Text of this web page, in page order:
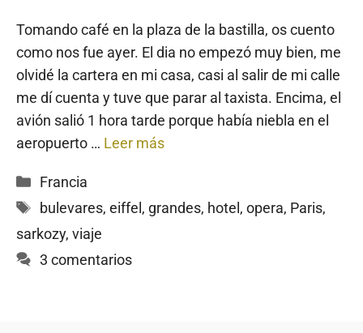
Tomando café en la plaza de la bastilla, os cuento
como nos fue ayer. El dia no empezó muy bien, me
olvidé la cartera en mi casa, casi al salir de mi calle
me dí cuenta y tuve que parar al taxista. Encima, el
avión salió 1 hora tarde porque había niebla en el
aeropuerto … Leer más
Categorías
Francia
Etiquetas
bulevares, eiffel , grandes, hotel , opera, Paris,
sarkozy, viaje
3 comentarios